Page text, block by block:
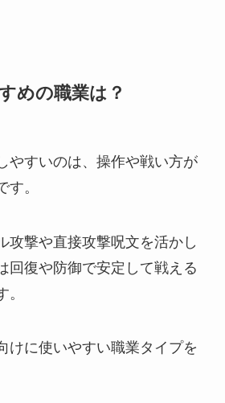
めの職業は？
やすいのは、操作や戦い方が
。
攻撃や直接攻撃呪文を活かし
回復や防御で安定して戦える
けに使いやすい職業タイプを